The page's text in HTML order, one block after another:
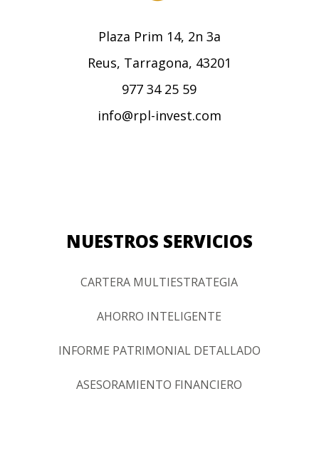
Plaza Prim 14, 2n 3a
Reus, Tarragona, 43201
977 34 25 59
info@rpl-invest.com
NUESTROS SERVICIOS
CARTERA MULTIESTRATEGIA
AHORRO INTELIGENTE
INFORME PATRIMONIAL DETALLADO
ASESORAMIENTO FINANCIERO